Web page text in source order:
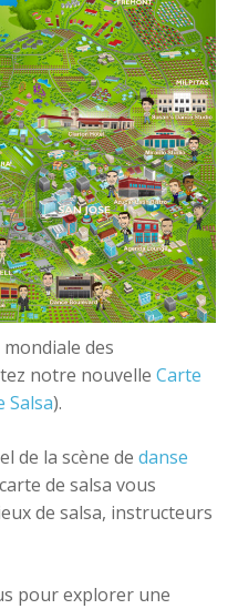
des
notre nouvelle Carte
Salsa).
de la scène de danse
de salsa vous
de salsa, instructeurs
pour explorer une